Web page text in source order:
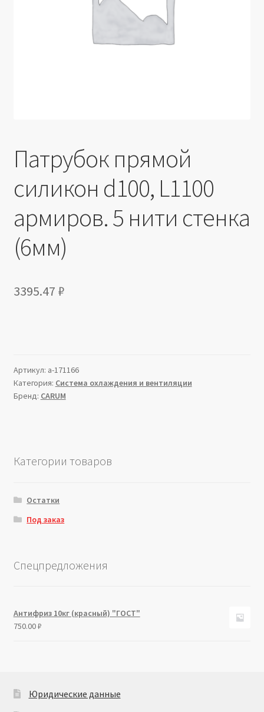
Патрубок прямой
силикон d100, L1100
армиров. 5 нити стенка
(6мм)
3395.47 ₽
Артикул: a-171166
Категория: Система охлаждения и вентиляции
Бренд: CARUM
Категории товаров
Остатки
Под заказ
Спецпредложения
Антифриз 10кг (красный) "ГОСТ"
750.00₽
Юридические данные